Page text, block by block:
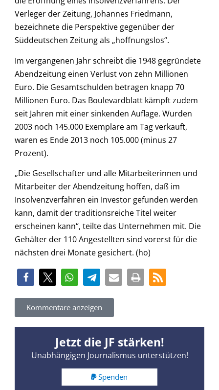
Verleger der Zeitung, Johannes Friedmann,
bezeichnete die Perspektive gegenüber der
Süddeutschen Zeitung als „hoffnungslos“.
Im vergangenen Jahr schreibt die 1948 gegründete
Abendzeitung einen Verlust von zehn Millionen
Euro. Die Gesamtschulden betragen knapp 70
Millionen Euro. Das Boulevardblatt kämpft zudem
seit Jahren mit einer sinkenden Auflage. Wurden
2003 noch 145.000 Exemplare am Tag verkauft,
waren es Ende 2013 noch 105.000 (minus 27
Prozent).
„Die Gesellschafter und alle Mitarbeiterinnen und
Mitarbeiter der Abendzeitung hoffen, daß im
Insolvenzverfahren ein Investor gefunden werden
kann, damit der traditionsreiche Titel weiter
erscheinen kann“, teilte das Unternehmen mit. Die
Gehälter der 110 Angestellten sind vorerst für die
nächsten drei Monate gesichert. (ho)
Kommentare anzeigen
Jetzt die JF stärken!
Unabhängigen Journalismus unterstützen!
Spenden